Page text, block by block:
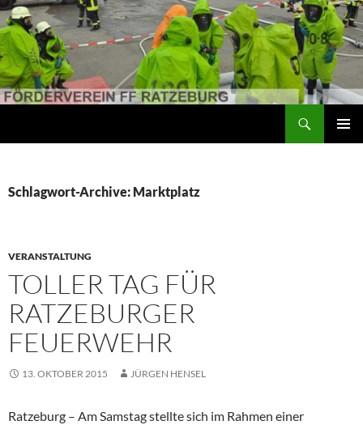
Förderverein der Freiwilligen Feuerwehr Ratzeburg
Schlagwort-Archive: Marktplatz
VERANSTALTUNG
TOLLER TAG FÜR
RATZEBURGER
FEUERWEHR
13. OKTOBER 2015 JÜRGEN HENSEL
Ratzeburg – Am Samstag stellte sich im Rahmen einer